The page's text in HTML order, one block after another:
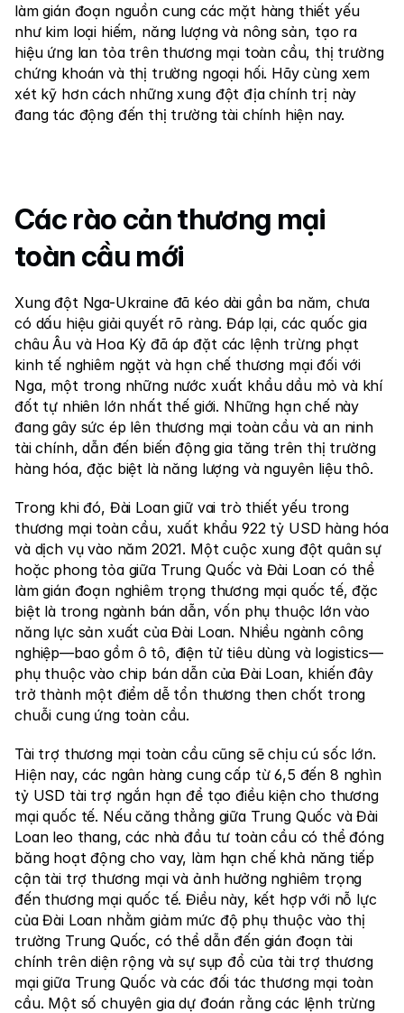
Về chúng tôi
Chính sách Quyền riêng tư
Liên hệ chúng tôi
Tài liệu pháp lý
Học tập
Blog
Lịch kinh tế
Ảnh chụp nhanh
Đăng nhậphoặcĐăng ký
Đối tác
làm gián đoạn nguồn cung các mặt hàng thiết yếu
như kim loại hiếm, năng lượng và nông sản, tạo ra
hiệu ứng lan tỏa trên thương mại toàn cầu, thị trường
chứng khoán và thị trường ngoại hối. Hãy cùng xem
xét kỹ hơn cách những xung đột địa chính trị này
đang tác động đến thị trường tài chính hiện nay.
Các rào cản thương mại
toàn cầu mới
Xung đột Nga-Ukraine đã kéo dài gần ba năm, chưa
có dấu hiệu giải quyết rõ ràng. Đáp lại, các quốc gia
châu Âu và Hoa Kỳ đã áp đặt các lệnh trừng phạt
kinh tế nghiêm ngặt và hạn chế thương mại đối với
Nga, một trong những nước xuất khẩu dầu mỏ và khí
đốt tự nhiên lớn nhất thế giới. Những hạn chế này
đang gây sức ép lên thương mại toàn cầu và an ninh
tài chính, dẫn đến biến động gia tăng trên thị trường
hàng hóa, đặc biệt là năng lượng và nguyên liệu thô.
Trong khi đó, Đài Loan giữ vai trò thiết yếu trong
thương mại toàn cầu, xuất khẩu 922 tỷ USD hàng hóa
và dịch vụ vào năm 2021. Một cuộc xung đột quân sự
hoặc phong tỏa giữa Trung Quốc và Đài Loan có thể
làm gián đoạn nghiêm trọng thương mại quốc tế, đặc
biệt là trong ngành bán dẫn, vốn phụ thuộc lớn vào
năng lực sản xuất của Đài Loan. Nhiều ngành công
nghiệp—bao gồm ô tô, điện tử tiêu dùng và logistics—
phụ thuộc vào chip bán dẫn của Đài Loan, khiến đây
trở thành một điểm dễ tổn thương then chốt trong
chuỗi cung ứng toàn cầu.
Tài trợ thương mại toàn cầu cũng sẽ chịu cú sốc lớn.
Hiện nay, các ngân hàng cung cấp từ 6,5 đến 8 nghìn
tỷ USD tài trợ ngắn hạn để tạo điều kiện cho thương
mại quốc tế. Nếu căng thẳng giữa Trung Quốc và Đài
Loan leo thang, các nhà đầu tư toàn cầu có thể đóng
băng hoạt động cho vay, làm hạn chế khả năng tiếp
cận tài trợ thương mại và ảnh hưởng nghiêm trọng
đến thương mại quốc tế. Điều này, kết hợp với nỗ lực
của Đài Loan nhằm giảm mức độ phụ thuộc vào thị
trường Trung Quốc, có thể dẫn đến gián đoạn tài
chính trên diện rộng và sự sụp đổ của tài trợ thương
mại giữa Trung Quốc và các đối tác thương mại toàn
cầu. Một số chuyên gia dự đoán rằng các lệnh trừng